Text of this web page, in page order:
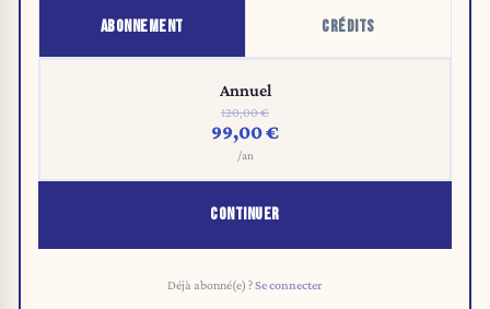
ABONNEMENT CRÉDITS
Annuel
120,00 €
99,00 €
/an
CONTINUER
Déjà abonné(e) ?Se connecter